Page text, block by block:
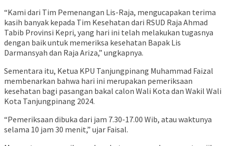
“Kami dari Tim Pemenangan Lis-Raja, mengucapakan terima
kasih banyak kepada Tim Kesehatan dari RSUD Raja Ahmad
Tabib Provinsi Kepri, yang hari ini telah melakukan tugasnya
dengan baik untuk memeriksa kesehatan Bapak Lis
Darmansyah dan Raja Ariza,” ungkapnya.
Sementara itu, Ketua KPU Tanjungpinang Muhammad Faizal
membenarkan bahwa hari ini merupakan pemeriksaan
kesehatan bagi pasangan bakal calon Wali Kota dan Wakil Wali
Kota Tanjungpinang 2024.
“Pemeriksaan dibuka dari jam 7.30-17.00 Wib, atau waktunya
selama 10 jam 30 menit,” ujar Faisal.